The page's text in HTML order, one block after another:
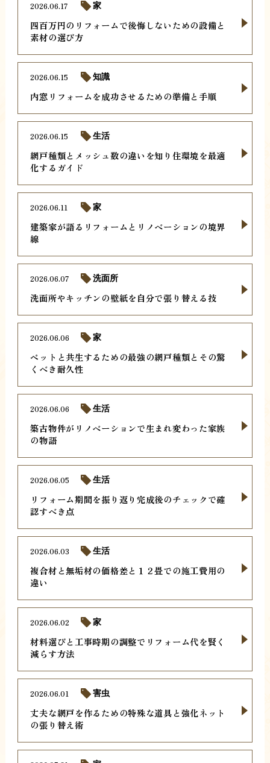
四百万円のリフォームで後悔しないための設備と
素材の選び方
2026.06.17 家
内窓リフォームを成功させるための準備と手順
2026.06.15 知識
網戸種類とメッシュ数の違いを知り住環境を最適
化するガイド
2026.06.15 生活
建築家が語るリフォームとリノベーションの境界
線
2026.06.11 家
洗面所やキッチンの壁紙を自分で張り替える技
2026.06.07 洗面所
ペットと共生するための最強の網戸種類とその驚
くべき耐久性
2026.06.06 家
築古物件がリノベーションで生まれ変わった家族
の物語
2026.06.06 生活
リフォーム期間を振り返り完成後のチェックで確
認すべき点
2026.06.05 生活
複合材と無垢材の価格差と１２畳での施工費用の
違い
2026.06.03 生活
材料選びと工事時期の調整でリフォーム代を賢く
減らす方法
2026.06.02 家
丈夫な網戸を作るための特殊な道具と強化ネット
の張り替え術
2026.06.01 害虫